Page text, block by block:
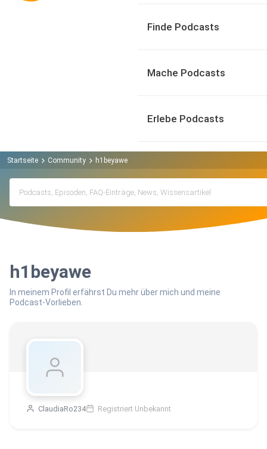
Finde Podcasts
Mache Podcasts
Erlebe Podcasts
Startseite Community h1beyawe
h1beyawe
In meinem Profil erfährst Du mehr über mich und meine
Podcast-Vorlieben.
ClaudiaRo234 Registriert Unbekannt